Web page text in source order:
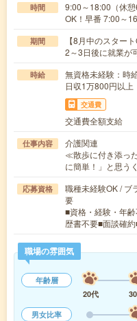
時間
9:00～18:00（休
OK！早番 7:00～
期間
【8月中のスター
2～3日後に就業が
時給
無資格未経験：
日収1万800円以上
交通費
交通費全額支給
仕事内容
介護関連
≪散歩に付き添っ
に簡単！」と思う
応募資格
職種未経験OK / ブ
要
■資格・経験・年
歴書不要■面談確
職場の雰囲気
年齢層
20代
男女比率